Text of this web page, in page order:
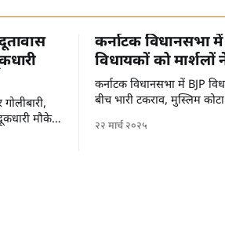
मौके
कर्नाटक विधानसभा
विधायकों को मार्शलों
कर्नाटक विधानसभा में BJP
बीच भारी टकराव, मुस्लिम
२२ मार्च २०२५